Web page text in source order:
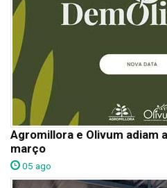
Agromillora e Olivum adiam
março
05 ago